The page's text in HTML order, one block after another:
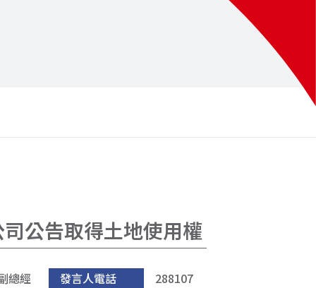
公告取得土地使用權
總經
發言人電話
288107